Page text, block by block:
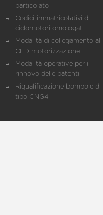
particolato
Codici immatricolativi di
ciclomotori omologati
Modalità di collegamento al
CED motorizzazione
Modalità operative per il
rinnovo delle patenti
Riqualificazione bombole di
tipo CNG4